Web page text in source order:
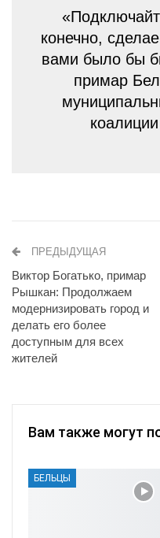
конечно,
вами было бы
примар
ПРЕДЫДУЩАЯ
Виктор Богатько, примар
Рышкан: Продолжаем
модернизировать город и
делать его более
доступным для всех
жителей
Вам также могут
БЕЛЬЦЫ